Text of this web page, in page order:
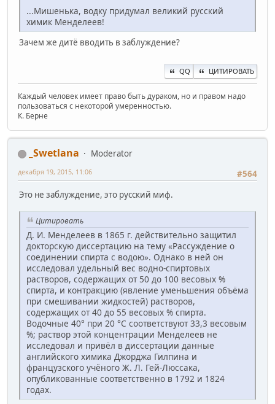
...Мишенька, водку придумал великий русский
химик Менделеев!
Зачем же дитё вводить в заблуждение?
QQ ЦИТИРОВАТЬ
Каждый человек имеет право быть дураком, но и правом надо
пользоваться с некоторой умеренностью.
К. Берне
_Swetlana
Moderator
#564
декабря 19, 2015, 11:06
Это не заблуждение, это русский миф.
Цитировать
Д. И. Менделеев в 1865 г. действительно защитил
докторскую диссертацию на тему «Рассуждение о
соединении спирта с водою». Однако в ней он
исследовал удельный вес водно-спиртовых
растворов, содержащих от 50 до 100 весовых %
спирта, и контракцию (явление уменьшения объёма
при смешивании жидкостей) растворов,
содержащих от 40 до 55 весовых % спирта.
Водочные 40° при 20 °С соответствуют 33,3 весовым
%; раствор этой концентрации Менделеев не
исследовал и привёл в диссертации данные
английского химика Джорджа Гилпина и
французского учёного Ж. Л. Гей-Люссака,
опубликованные соответственно в 1792 и 1824
годах.